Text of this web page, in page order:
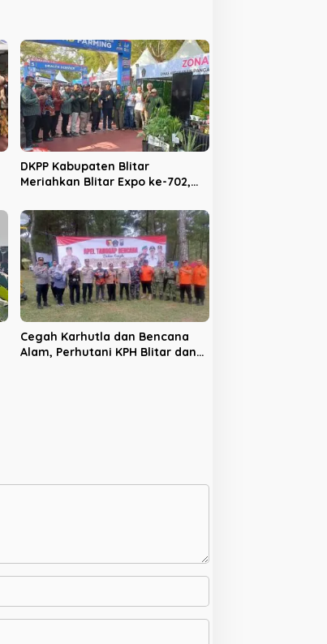
DKPP Kabupaten Blitar
Meriahkan Blitar Expo ke-702,
Modern dan Produk Unggulan
Cegah Karhutla dan Bencana
Alam, Perhutani KPH Blitar dan